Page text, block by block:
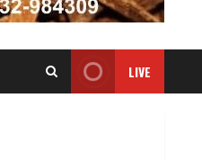
LIVE